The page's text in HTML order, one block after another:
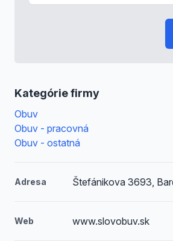
Kategórie firmy
Obuv
Obuv - pracovná
Obuv - ostatná
Adresa Štefánikova 3693,
Web www.slovobuv.sk